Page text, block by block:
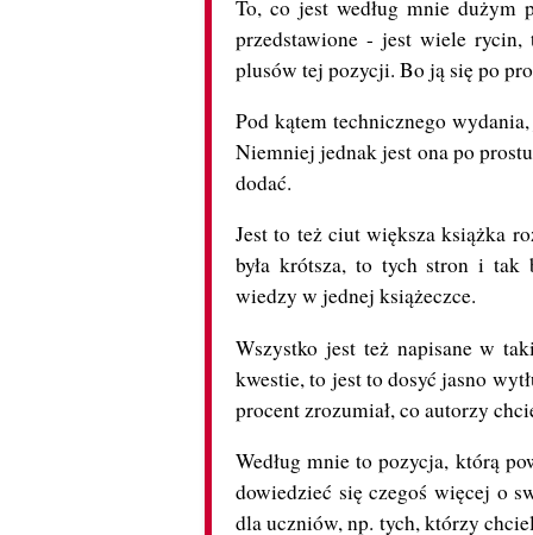
To, co jest według mnie dużym
przedstawione - jest wiele
plusów tej pozycji. Bo ją się po
Pod kątem technicznego
Niemniej jednak jest ona po
dodać.
Jest to też ciut większa książka
była krótsza, to tych stron i tak
wiedzy w jednej książeczce.
Wszystko jest też napisane w
kwestie, to jest to dosyć jasno
procent zrozumiał, co autorzy
Według mnie to pozycja, którą
dowiedzieć się czegoś więcej o
dla uczniów, np. tych, którzy